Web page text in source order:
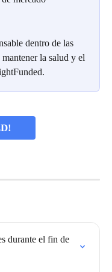
dentro de las
mantener la salud y el
durante el fin de